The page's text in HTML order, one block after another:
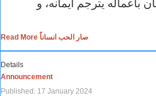
بأعماله يترجم ايمانه، و
Read More صار الحب انساناً
Details
Announcement
Published: 17 January 2024